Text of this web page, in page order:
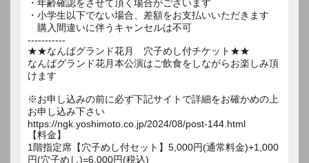
・年齢確認をさせて頂く場合がございます
・小学生以下でない場合、差額をお支払いいただきます
購入間違いに伴うキャンセルは不可
-----------
★★なんばグランド花月 穴子めし付チケット★★
なんばグランド花月本公演はご飲食をしながらお楽しみ頂
けます
※お申し込みの前に必ず下記サイトで詳細をお確かめの上
お申し込み下さい
https://ngk.yoshimoto.co.jp/2024/08/post-144.html
【料金】
1階指定席【穴子めし付セット】5,000円(通常料金)+1,000
円(穴子めし)=6,000円(税込)